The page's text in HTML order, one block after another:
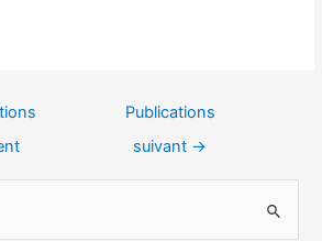
Publications
suivant →